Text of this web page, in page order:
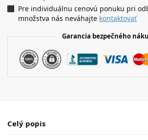
Pre individuálnu cenovú ponuku pri
množstva nás neváhajte kontaktovať
Garancia bezpečného
Celý popis